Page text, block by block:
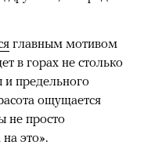
главным мотивом
в горах не столько
и предельного
ощущается
не просто
это».